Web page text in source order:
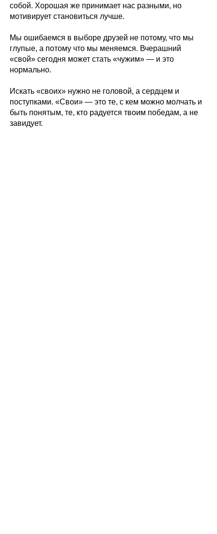
собой. Хорошая же принимает нас разными, но
мотивирует становиться лучше.
Мы ошибаемся в выборе друзей не потому, что мы
глупые, а потому что мы меняемся. Вчерашний
«свой» сегодня может стать «чужим» — и это
нормально.
Искать «своих» нужно не головой, а сердцем и
поступками. «Свои» — это те, с кем можно молчать и
быть понятым, те, кто радуется твоим победам, а не
завидует.